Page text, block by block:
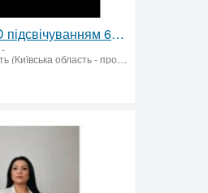
Дзеркало з LED підсвічуванням 600х800
-
Київ, Київська область (Київська область - продати купити)